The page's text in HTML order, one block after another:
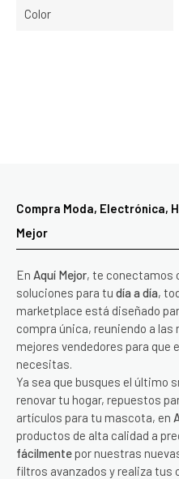
Color
Compra Moda, Electrónica,
Mejor
En Aquí Mejor, te conectamos
soluciones para tu día a día,
marketplace está diseñado
compra única, reuniendo a
mejores vendedores para
necesitas.
Ya sea que busques el último
renovar tu hogar, repuestos
artículos para tu mascota, en
productos de alta calidad a
fácilmente por nuestras
filtros avanzados y realiza